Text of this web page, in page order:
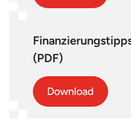
(PDF)
Download